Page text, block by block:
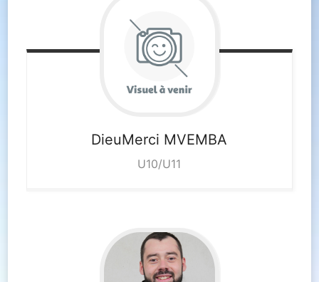
DieuMerci MVEMBA
U10/U11